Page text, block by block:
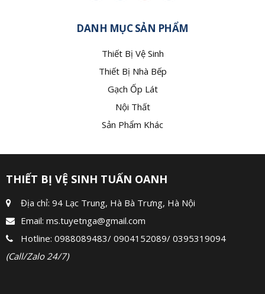
DANH MỤC SẢN PHẨM
Thiết Bị Vệ Sinh
Thiết Bị Nhà Bếp
Gạch Ốp Lát
Nội Thất
Sản Phẩm Khác
THIẾT BỊ VỆ SINH TUẤN OANH
Địa chỉ: 94 Lạc Trung, Hà Bà Trưng, Hà Nội
Email: ms.tuyetnga@gmail.com
Hotline: 0988089483/ 0904152089/ 0395319094
(Call/Zalo 24/7)